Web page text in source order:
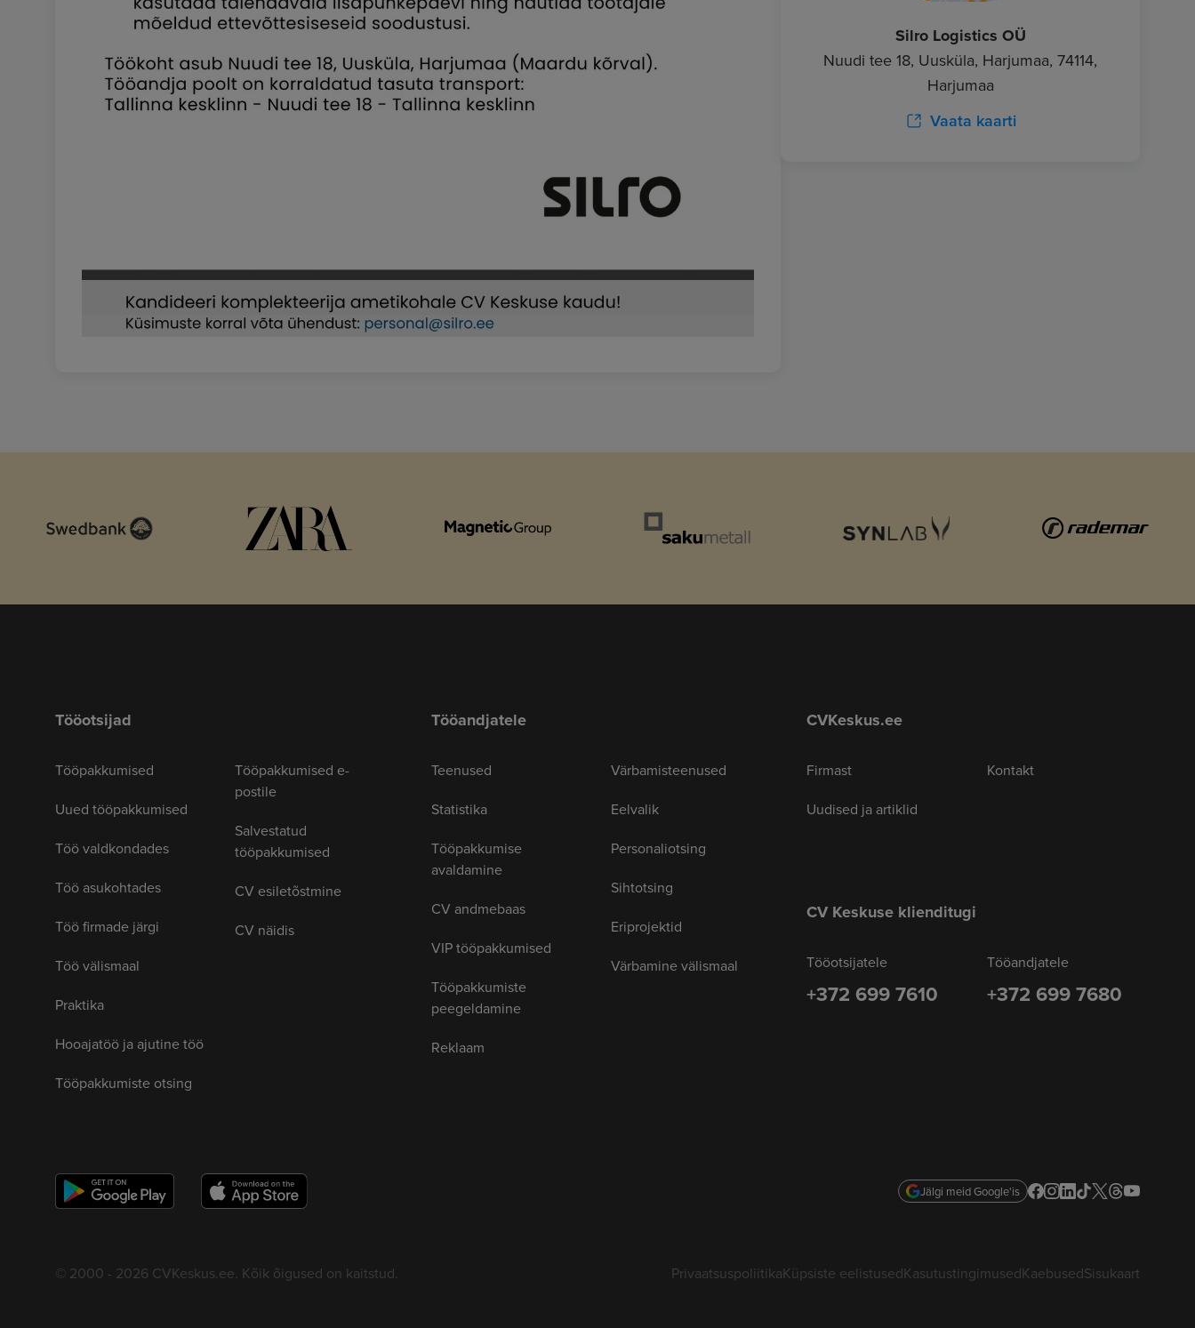
Silro Logistics OÜ
Nuudi tee 18, Uusküla, Harjumaa, 74114,
Harjumaa
Vaata kaarti
Tööotsijad
Tööpakkumised
Uued tööpakkumised
Töö valdkondades
Töö asukohtades
Töö firmade järgi
Töö välismaal
Praktika
Hooajatöö ja ajutine töö
Tööpakkumiste otsing
Tööpakkumised e-
postile
Salvestatud
tööpakkumised
CV esiletõstmine
CV näidis
Tööandjatele
Teenused
Statistika
Tööpakkumise
avaldamine
CV andmebaas
VIP tööpakkumised
Tööpakkumiste
peegeldamine
Reklaam
Värbamisteenused
Eelvalik
Personaliotsing
Sihtotsing
Eriprojektid
Värbamine välismaal
CVKeskus.ee
Firmast
Uudised ja artiklid
Kontakt
CV Keskuse klienditugi
Tööotsijatele
+372 699 7610
Tööandjatele
+372 699 7680
Jälgi meid Google'is
© 2000 - 2026 CVKeskus.ee. Kõik õigused on kaitstud. PrivaatsuspoliitikaKüpsiste eelistusedKasutustingimusedKaebusedSisukaart